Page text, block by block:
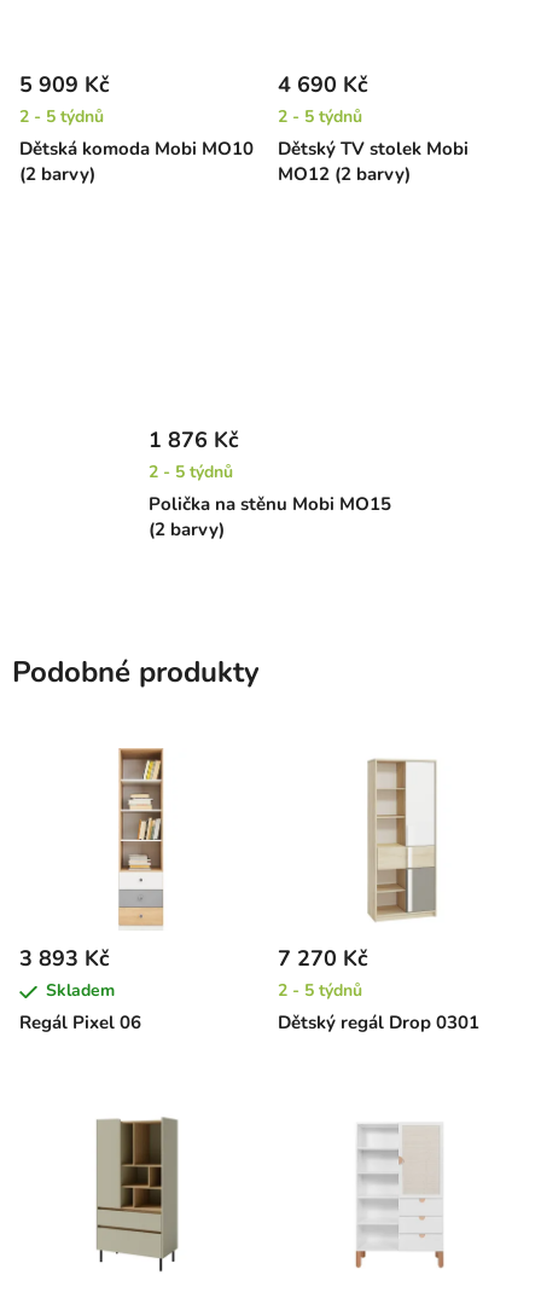
Dětská komoda Mobi MO10
(2 barvy)
5 909 Kč
2 - 5 týdnů
Dětský TV stolek Mobi
MO12 (2 barvy)
4 690 Kč
2 - 5 týdnů
Polička na stěnu Mobi MO15
(2 barvy)
1 876 Kč
2 - 5 týdnů
Podobné produkty
Regál Pixel 06
3 893 Kč
Skladem
Dětský regál Drop 0301
7 270 Kč
2 - 5 týdnů